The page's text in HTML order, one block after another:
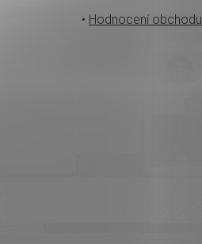
• Hodnocení obchodu